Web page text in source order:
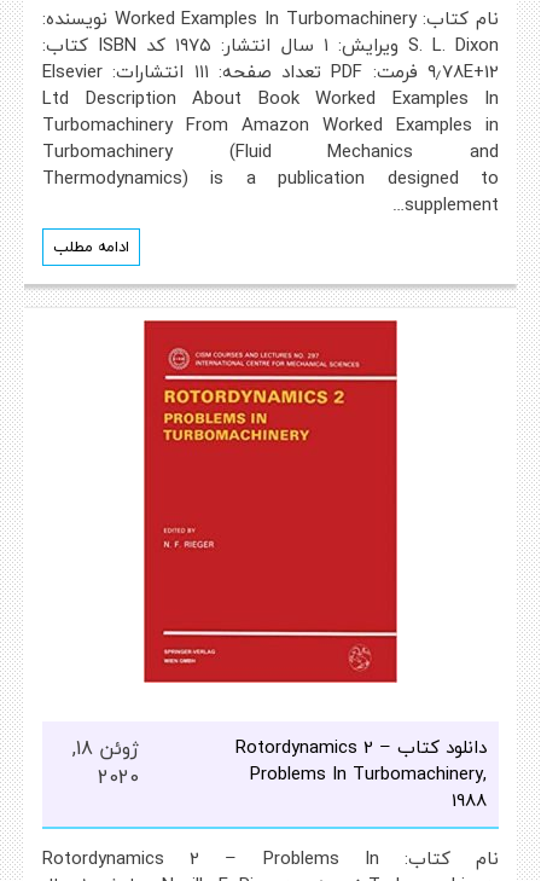
نام کتاب: Worked Examples In Turbomachinery نویسنده:
S. L. Dixon ویرایش: ۱ سال انتشار: ۱۹۷۵ کد ISBN کتاب:
۹٫۷۸E+12 فرمت: PDF تعداد صفحه: ۱۱۱ انتشارات: Elsevier
Ltd Description About Book Worked Examples In
Turbomachinery From Amazon Worked Examples in
Turbomachinery (Fluid Mechanics and
Thermodynamics) is a publication designed to
supplement…
ادامه مطلب
دانلود کتاب Rotordynamics 2 –
Problems In Turbomachinery,
1988
ژوئن 18,
2020
نام کتاب: Rotordynamics 2 – Problems In